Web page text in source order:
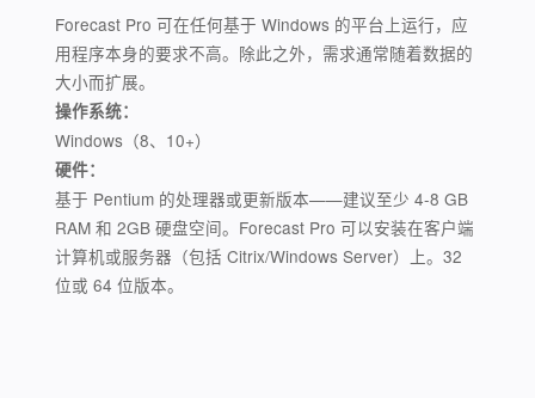
Forecast Pro 可在任何基于 Windows 的平台上运行，应
用程序本身的要求不高。除此之外，需求通常随着数据的
大小而扩展。
操作系统：
Windows（8、10+）
硬件：
基于 Pentium 的处理器或更新版本——建议至少 4-8 GB
RAM 和 2GB 硬盘空间。Forecast Pro 可以安装在客户端
计算机或服务器（包括 Citrix/Windows Server）上。32
位或 64 位版本。